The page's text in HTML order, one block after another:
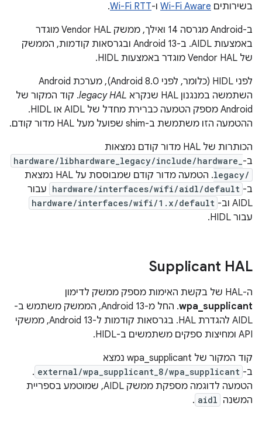
בשירותים Wi-Fi Aware ו-Wi-Fi RTT
.
ב-Android מגרסה 14 ואילך, ממשק Vendor HAL מוגדר
באמצעות AIDL. ב-Android 13 ובגרסאות קודמות, הממשק
של Vendor HAL מוגדר באמצעות HIDL.
לפני HIDL (כלומר, לפני Android 8.0), מערכת Android
השתמשה במנגנון HAL שנקרא
legacy HAL. קוד המקור של
Android מספק הטמעה כברירת מחדל של AIDL או HIDL.
ההטמעה הזו משתמשת ב-shim שפועל מעל HAL מדור קודם.
הכותרות של HAL מדור קודם נמצאות
ב- hardware/libhardware_legacy/include/hardware_
legacy/
. הטמעה מדור קודם שמבוססת על HAL נמצאת
ב- hardware/interfaces/wifi/aidl/default עבור
AIDL וב-
hardware/interfaces/wifi/1.x/default
עבור HIDL.
Supplicant HAL
ה-HAL של בקשת האימות מספק ממשק לדימון
wpa_supplicant
. החל מ-Android 13, הממשק משתמש ב-
AIDL להגדרת HAL. בגרסאות קודמות ל-Android 13, ממשקי
API ומחיצות ספקים משתמשים ב-HIDL.
קוד המקור של wpa_supplicant נמצא
ב- external/wpa_supplicant_8/wpa_supplicant
.
הטמעה לדוגמה מספקת ממשק AIDL, שמוטמע בספריית
המשנה aidl
.